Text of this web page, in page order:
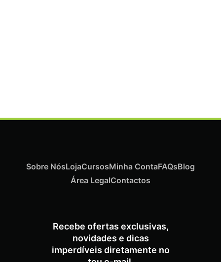
Recebe ofertas exclusivas,
novidades e dicas
imperdíveis diretamente no
Sobre NósLojaCursosMinha ContaFAQsBlog
Área LegalContactos